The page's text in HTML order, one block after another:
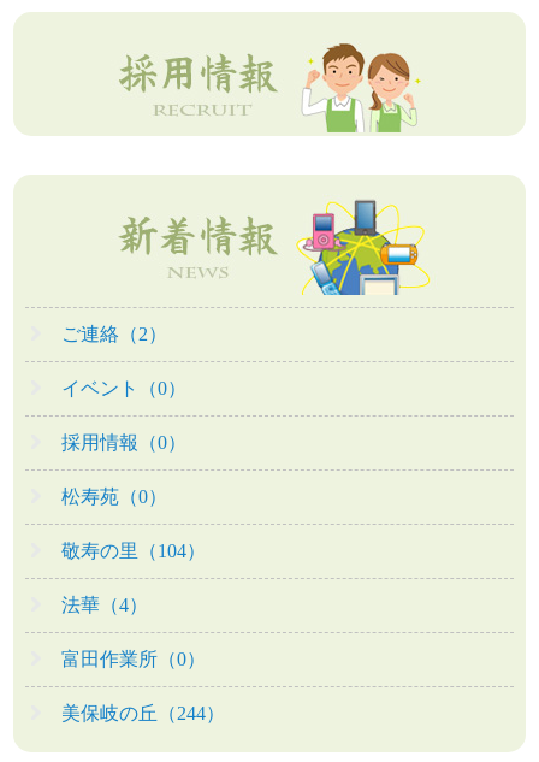
ご連絡（2）
イベント（0）
採用情報（0）
松寿苑（0）
敬寿の里（104）
法華（4）
富田作業所（0）
美保岐の丘（244）